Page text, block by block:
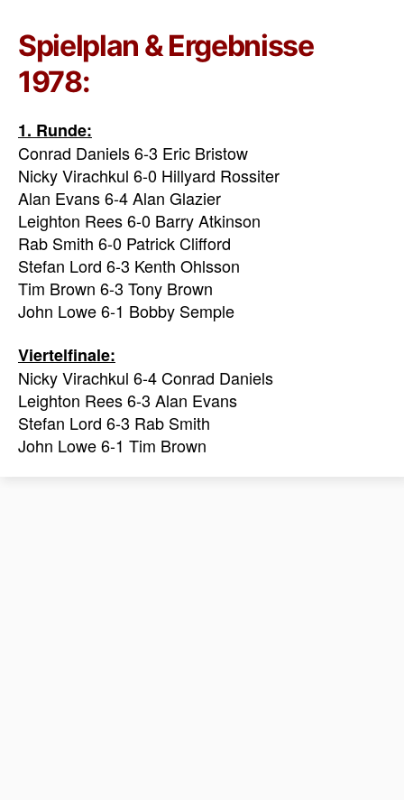
Spielplan & Ergebnisse
1978:
1. Runde:
Conrad Daniels 6-3 Eric Bristow
Nicky Virachkul 6-0 Hillyard Rossiter
Alan Evans 6-4 Alan Glazier
Leighton Rees 6-0 Barry Atkinson
Rab Smith 6-0 Patrick Clifford
Stefan Lord 6-3 Kenth Ohlsson
Tim Brown 6-3 Tony Brown
John Lowe 6-1 Bobby Semple
Viertelfinale:
Nicky Virachkul 6-4 Conrad Daniels
Leighton Rees 6-3 Alan Evans
Stefan Lord 6-3 Rab Smith
John Lowe 6-1 Tim Brown